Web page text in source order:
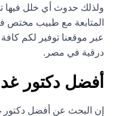
ولذلك حدوث أي خلل
المتابعة مع طبيب مختص
عبر موقعنا توفير لكم
درقية في مصر.
أفضل دكتور
إن البحث عن أفضل دكتور